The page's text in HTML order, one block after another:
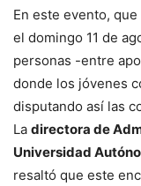
En este evento,
el domingo 11 de
personas -entre
donde los jóvenes
disputando así las
La directora de
Universidad
resaltó que este